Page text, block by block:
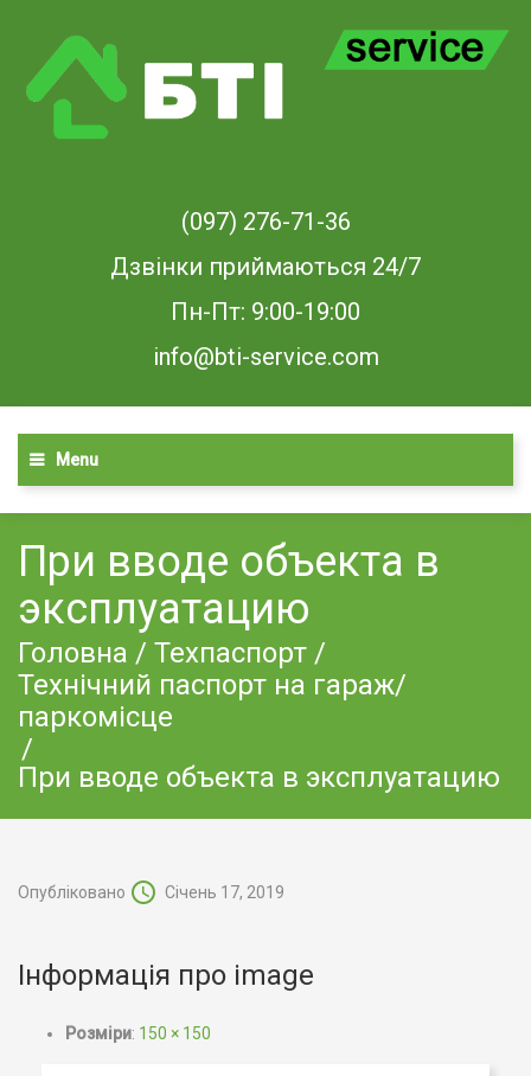
(097) 276-71-36
Дзвінки приймаються 24/7
Пн-Пт: 9:00-19:00
info@bti-service.com
Menu
При вводе объекта в
эксплуатацию
Головна / Техпаспорт /
Технічний паспорт на гараж/
паркомісце
/
При вводе объекта в эксплуатацию
Опубліковано Січень 17, 2019
Інформація про image
Розміри: 150 × 150